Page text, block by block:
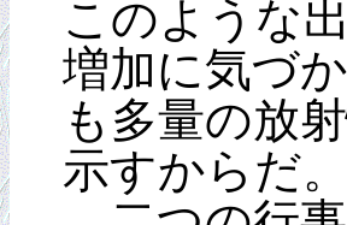
このような
増加に気づ
も多量の放
示すからだ。